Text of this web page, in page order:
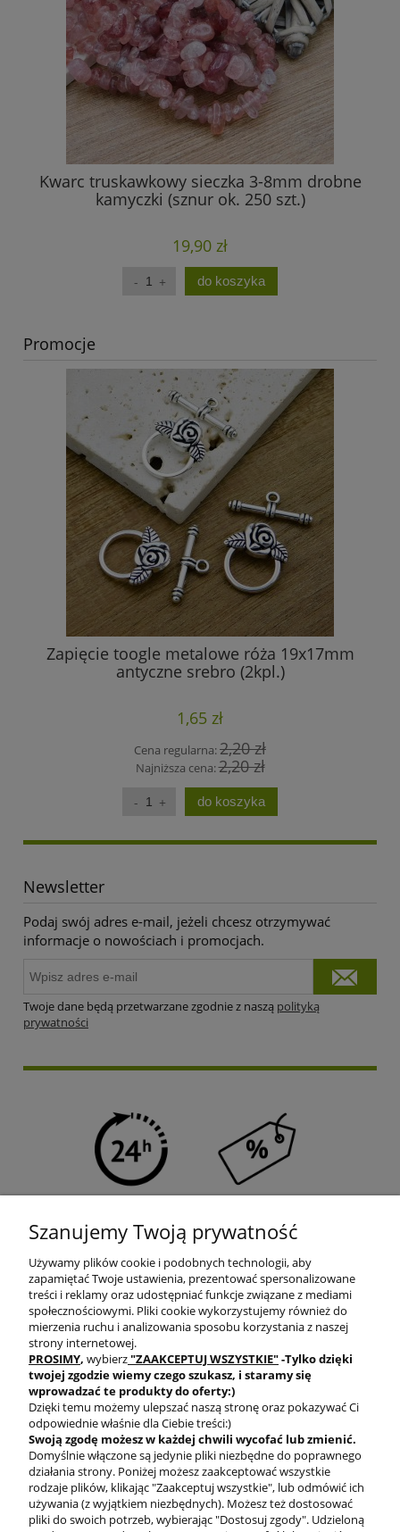
Kwarc truskawkowy sieczka 3-8mm drobne
kamyczki (sznur ok. 250 szt.)
19,90 zł
do koszyka
Promocje
Zapięcie toogle metalowe róża 19x17mm
antyczne srebro (2kpl.)
1,65 zł
Cena regularna:2,20 zł
Najniższa cena:2,20 zł
do koszyka
Newsletter
Podaj swój adres e-mail, jeżeli chcesz otrzymywać
informacje o nowościach i promocjach.
Twoje dane będą przetwarzane zgodnie z naszą polityką
prywatności
DARMOWA DOSTAWA PRODUKTY OD RĘKI
BEZPIECZNE
PŁATNOŚCI
Szanujemy Twoją prywatność
Używamy plików cookie i podobnych technologii, aby
zapamiętać Twoje ustawienia, prezentować spersonalizowane
treści i reklamy oraz udostępniać funkcje związane z mediami
społecznościowymi. Pliki cookie wykorzystujemy również do
mierzenia ruchu i analizowania sposobu korzystania z naszej
strony internetowej.
PROSIMY, wybierz"ZAAKCEPTUJ WSZYSTKIE"-Tylko dzięki
twojej zgodziewiemy czego szukasz, i staramy się
wprowadzać te produkty do oferty:)
Dzięki temu możemy ulepszać naszą stronę oraz pokazywać Ci
odpowiednie właśnie dla Ciebie treści:)
Swoją zgodę możesz w każdej chwili wycofać lub zmienić.
Domyślnie włączone są jedynie pliki niezbędne do poprawnego
działania strony. Poniżej możesz zaakceptować wszystkie
rodzaje plików, klikając "Zaakceptuj wszystkie", lub odmówić ich
używania (z wyjątkiem niezbędnych). Możesz też dostosować
pliki do swoich potrzeb, wybierając "Dostosuj zgody". Udzieloną